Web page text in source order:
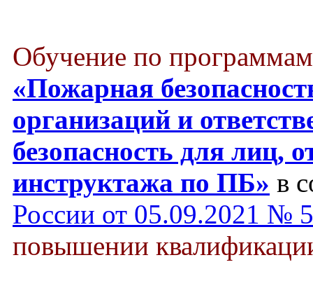
Обучение по
«Пожарная
организаций и
безопасность для лиц,
инструктажа по ПБ» в
России от 05.09.2021 №
повышении